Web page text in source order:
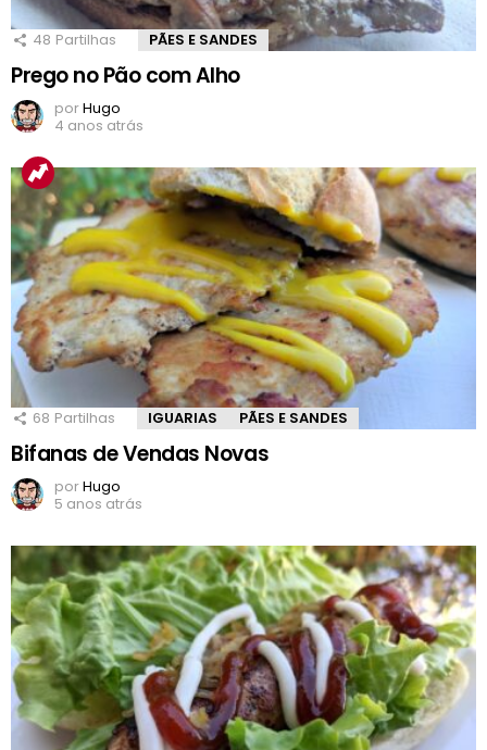
48 Partilhas PÃES E SANDES
Prego no Pão com Alho
porHugo
4 anos atrás
68 Partilhas IGUARIAS PÃES E SANDES
Bifanas de Vendas Novas
porHugo
5 anos atrás